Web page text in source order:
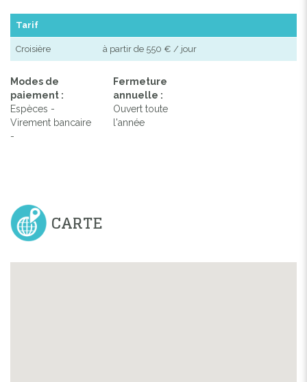
Tarif
Croisière à partir de 550 € / jour
Modes de
paiement :
Espèces -
Virement bancaire
-
Fermeture
annuelle :
Ouvert toute
l'année
CARTE